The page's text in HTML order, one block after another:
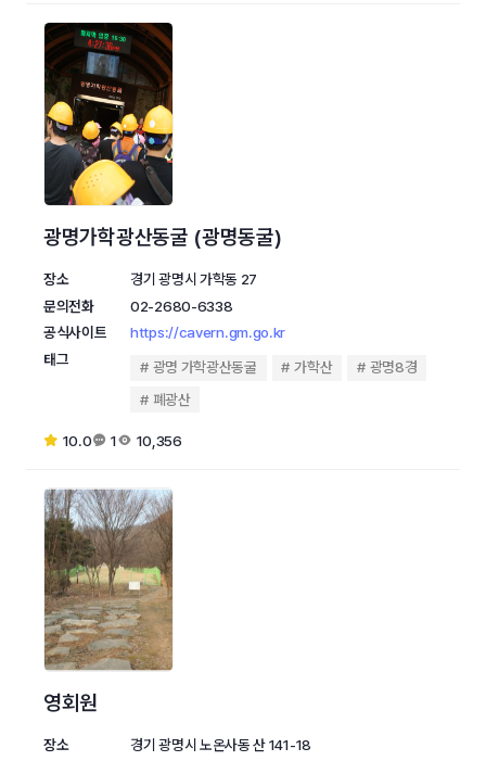
광명가학광산동굴 (광명동굴)
장소
경기 광명시 가학동 27
문의전화
02-2680-6338
공식사이트
https://cavern.gm.go.kr
태그
광명 가학광산동굴 가학산
광명8경
폐광산
10.0 1 10,356
영회원
장소
경기 광명시 노온사동 산 141-18